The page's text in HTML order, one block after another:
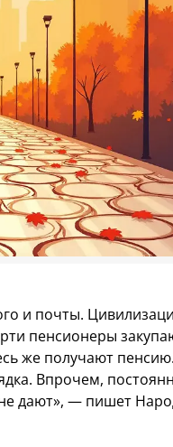
и почты.
пенсионеры
же получают
Впрочем,
дают», — пишет